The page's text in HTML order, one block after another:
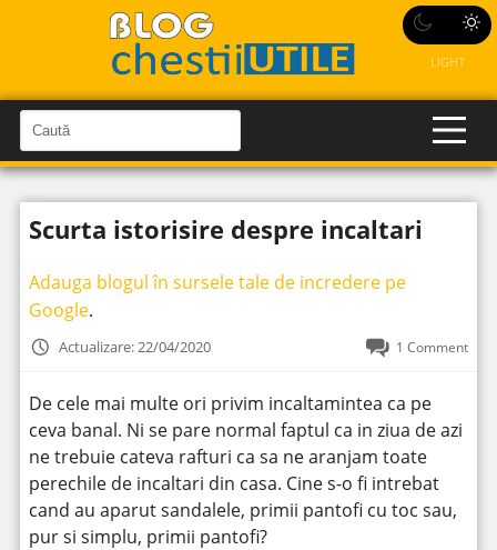
LIGHT
a
u
t
n
C
a
u
î
n
t
Scurta istorisire despre incaltari
Adauga blogul în sursele tale de incredere pe
Google.
Actualizare: 22/04/2020 1 Comment
De cele mai multe ori privim incaltamintea ca pe
ceva banal. Ni se pare normal faptul ca in ziua de azi
ne trebuie cateva rafturi ca sa ne aranjam toate
perechile de incaltari din casa. Cine s-o fi intrebat
cand au aparut sandalele, primii pantofi cu toc sau,
pur si simplu, primii pantofi?